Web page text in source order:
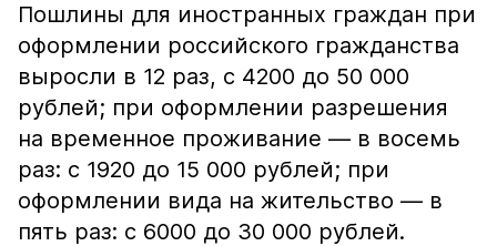
Пошлины для иностранных граждан при
оформлении российского гражданства
выросли в 12 раз, с 4200 до 50 000
рублей; при оформлении разрешения
на временное проживание — в восемь
раз: с 1920 до 15 000 рублей; при
оформлении вида на жительство — в
пять раз: с 6000 до 30 000 рублей.